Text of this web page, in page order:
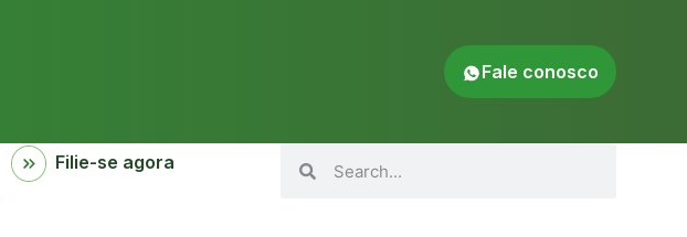
Fale conosco
Filie-se agora